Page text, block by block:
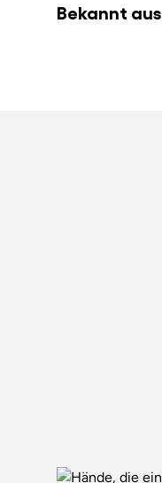
Bekannt aus